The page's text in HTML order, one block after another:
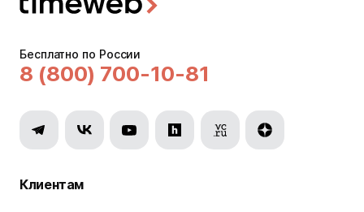
Бесплатно по России
8 (800) 700-10-81
Клиентам